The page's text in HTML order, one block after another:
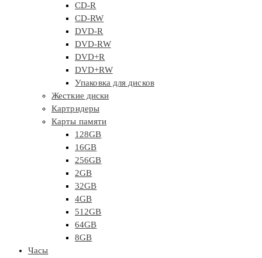
CD-R
CD-RW
DVD-R
DVD-RW
DVD+R
DVD+RW
Упаковка для дисков
Жесткие диски
Картридеры
Карты памяти
128GB
16GB
256GB
2GB
32GB
4GB
512GB
64GB
8GB
Часы